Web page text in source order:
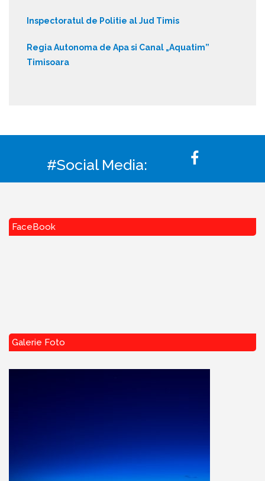
Inspectoratul de Politie al Jud Timis
Regia Autonoma de Apa si Canal „Aquatim”
Timisoara
#Social Media:
FaceBook
Galerie Foto